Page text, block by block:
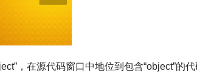
，在源代码窗口中地位到包含“object”的